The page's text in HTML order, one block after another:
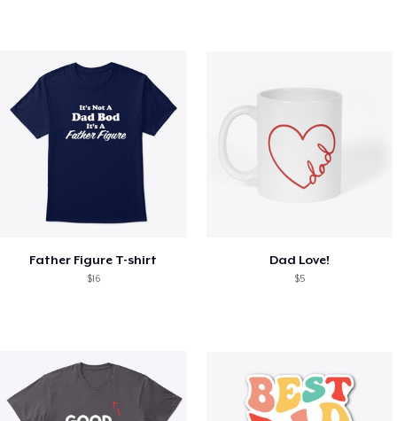
Father Figure T-shirt
$16
Dad Love!
$5